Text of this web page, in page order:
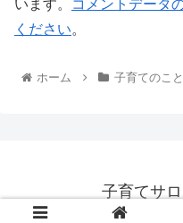
います。
コメントデータ
ください。
ホーム 子育てのこと
子育てサ
© 2012 子育